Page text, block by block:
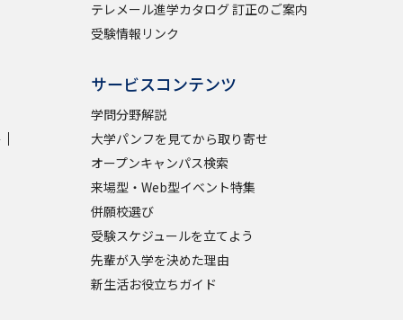
テレメール進学カタログ 訂正のご案内
受験情報リンク
サービスコンテンツ
学問分野解説
大学パンフを見てから取り寄せ
オープンキャンパス検索
来場型・Web型イベント特集
併願校選び
受験スケジュールを立てよう
先輩が入学を決めた理由
新生活お役立ちガイド